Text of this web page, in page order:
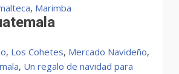
, Marimba
, Los Cohetes, Mercado Navideño,
, Un regalo de navidad para